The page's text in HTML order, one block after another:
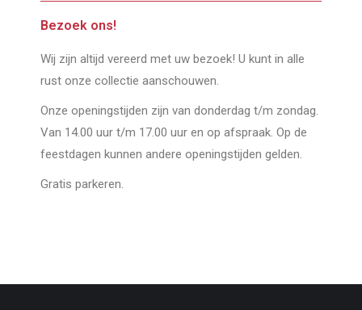
Bezoek ons!
Wij zijn altijd vereerd met uw bezoek! U kunt in alle
rust onze collectie aanschouwen.
Onze openingstijden zijn van donderdag t/m zondag.
Van 14.00 uur t/m 17.00 uur en op afspraak. Op de
feestdagen kunnen andere openingstijden gelden.
Gratis parkeren.